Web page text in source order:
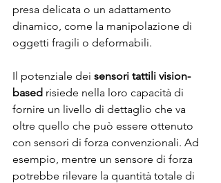
presa delicata o un adattamento
dinamico, come la manipolazione di
oggetti fragili o deformabili.
Il potenziale dei sensori tattili vision-
based risiede nella loro capacità di
fornire un livello di dettaglio che va
oltre quello che può essere ottenuto
con sensori di forza convenzionali. Ad
esempio, mentre un sensore di forza
potrebbe rilevare la quantità totale di